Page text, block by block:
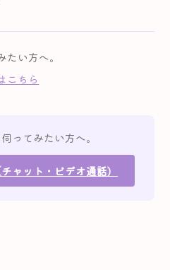
い方へ。
こちら
ってみたい方へ。
ャット・ビデオ通話）